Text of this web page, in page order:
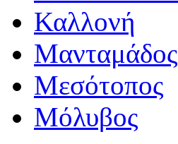
Καλλονή
Μανταμάδος
Μεσότοπος
Μόλυβος